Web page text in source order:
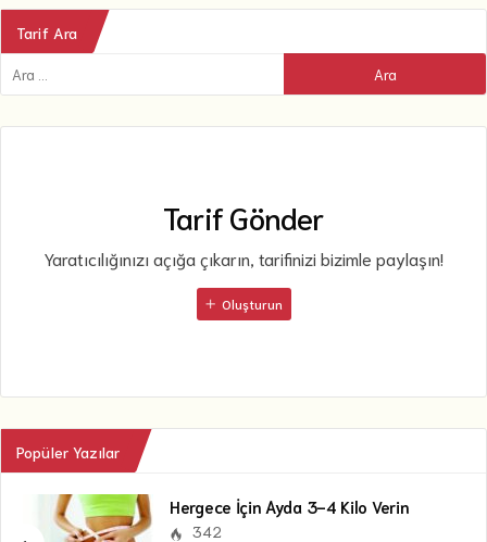
Tarif Ara
Tarif Gönder
Yaratıcılığınızı açığa çıkarın, tarifinizi bizimle paylaşın!
Oluşturun
Popüler Yazılar
Hergece İçin Ayda 3-4 Kilo Verin
342